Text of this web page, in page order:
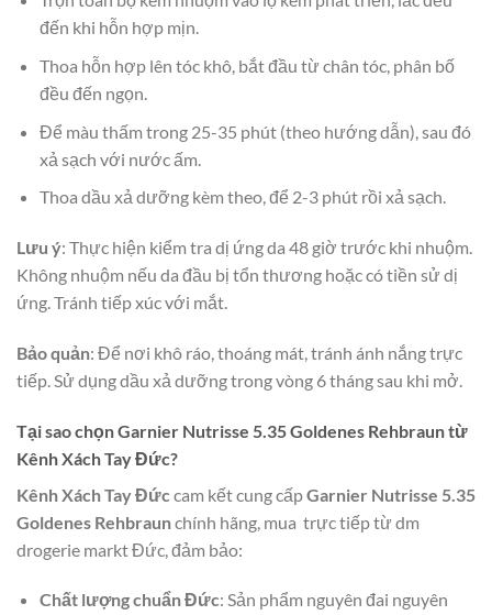
đến khi hỗn hợp mịn.
Thoa hỗn hợp lên tóc khô, bắt đầu từ chân tóc, phân bố
đều đến ngọn.
Để màu thấm trong 25-35 phút (theo hướng dẫn), sau đó
xả sạch với nước ấm.
Thoa dầu xả dưỡng kèm theo, để 2-3 phút rồi xả sạch.
Lưu ý: Thực hiện kiểm tra dị ứng da 48 giờ trước khi nhuộm.
Không nhuộm nếu da đầu bị tổn thương hoặc có tiền sử dị
ứng. Tránh tiếp xúc với mắt.
Bảo quản: Để nơi khô ráo, thoáng mát, tránh ánh nắng trực
tiếp. Sử dụng dầu xả dưỡng trong vòng 6 tháng sau khi mở.
Tại sao chọn Garnier Nutrisse 5.35 Goldenes Rehbraun từ
Kênh Xách Tay Đức?
Kênh Xách Tay Đức cam kết cung cấpGarnier Nutrisse 5.35
Goldenes Rehbraunchính hãng, mua trực tiếp từ dm
drogerie markt Đức, đảm bảo:
Chất lượng chuẩn Đức: Sản phẩm nguyên đai nguyên